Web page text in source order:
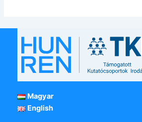
Magyar
English